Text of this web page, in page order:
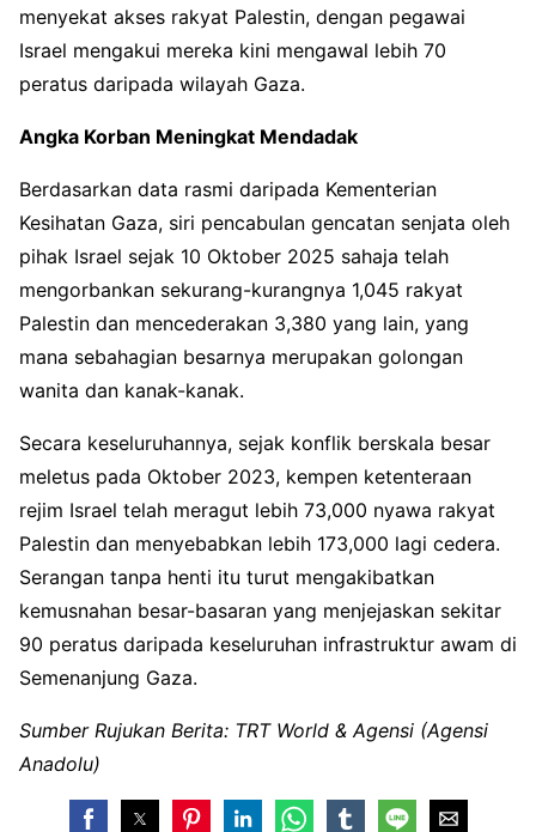
menyekat akses rakyat Palestin, dengan pegawai
Israel mengakui mereka kini mengawal lebih 70
peratus daripada wilayah Gaza.
Angka Korban Meningkat Mendadak
Berdasarkan data rasmi daripada Kementerian
Kesihatan Gaza, siri pencabulan gencatan senjata oleh
pihak Israel sejak 10 Oktober 2025 sahaja telah
mengorbankan sekurang-kurangnya 1,045 rakyat
Palestin dan mencederakan 3,380 yang lain, yang
mana sebahagian besarnya merupakan golongan
wanita dan kanak-kanak.
Secara keseluruhannya, sejak konflik berskala besar
meletus pada Oktober 2023, kempen ketenteraan
rejim Israel telah meragut lebih 73,000 nyawa rakyat
Palestin dan menyebabkan lebih 173,000 lagi cedera.
Serangan tanpa henti itu turut mengakibatkan
kemusnahan besar-basaran yang menjejaskan sekitar
90 peratus daripada keseluruhan infrastruktur awam di
Semenanjung Gaza.
Sumber Rujukan Berita: TRT World & Agensi (Agensi
Anadolu)